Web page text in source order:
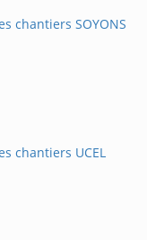
chantiers SOYONS
chantiers UCEL